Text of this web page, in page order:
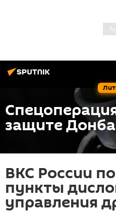
защите
ВКС России
пункты
управления